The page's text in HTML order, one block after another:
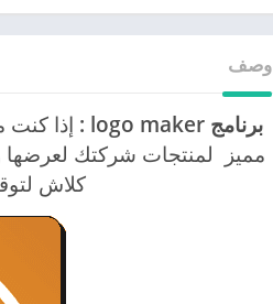
وصف
برنامجlogo maker :
إذا
مميز لمنتجات شركتك لعرضها
كلاش